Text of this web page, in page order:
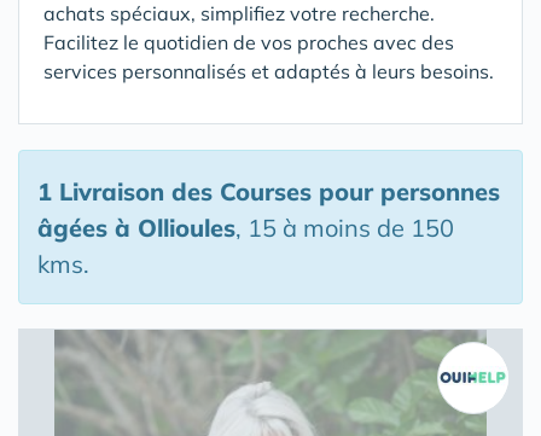
achats spéciaux, simplifiez votre recherche.
Facilitez le quotidien de vos proches avec des
services personnalisés et adaptés à leurs besoins.
1 Livraison des Courses pour personnes
âgées à Ollioules, 15 à moins de 150
kms.